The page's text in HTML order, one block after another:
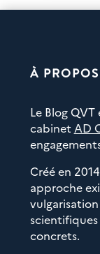
À PROPOS
Le Blog
cabinet AD
Créé en
approche
concrets.